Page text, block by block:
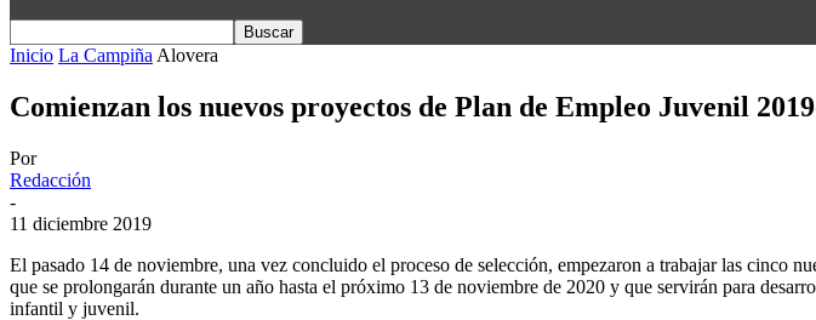
Inicio La Campiña Alovera
Comienzan los nuevos proyectos de Plan de Empleo Juvenil
Por
Redacción
-
11 diciembre 2019
El pasado 14 de noviembre, una vez concluido el proceso de selección, empezaron a trabajar las cinco
que se prolongarán durante un año hasta el próximo 13 de noviembre de 2020 y que servirán para
infantil y juvenil.